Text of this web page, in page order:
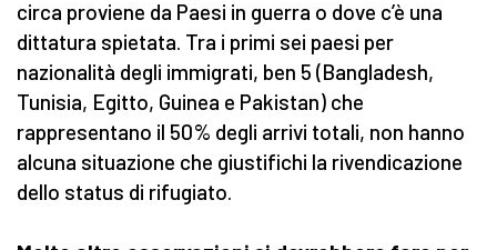
circa proviene da Paesi in guerra o dove c’è una
dittatura spietata. Tra i primi sei paesi per
nazionalità degli immigrati, ben 5 (Bangladesh,
Tunisia, Egitto, Guinea e Pakistan) che
rappresentano il 50% degli arrivi totali, non hanno
alcuna situazione che giustifichi la rivendicazione
dello status di rifugiato.